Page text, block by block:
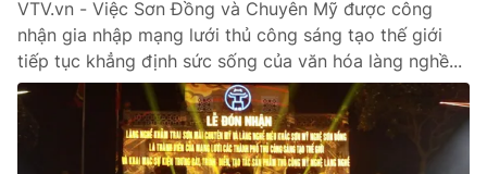
Xã hội
Pháp luật
VTV.vn - Việc Sơn Đồng và Chuyên Mỹ được công
nhận gia nhập mạng lưới thủ công sáng tạo thế giới
tiếp tục khẳng định sức sống của văn hóa làng nghề...